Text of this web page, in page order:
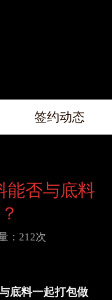
签约动态
能否与底料
：212次
底料一起打包做